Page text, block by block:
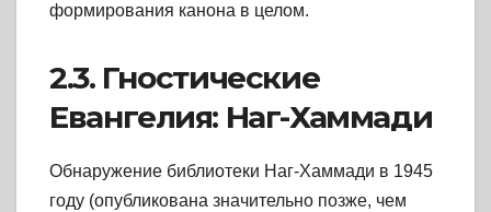
формирования канона в целом.
2.3. Гностические
Евангелия: Наг-Хаммади
Обнаружение библиотеки Наг-Хаммади в 1945
году (опубликована значительно позже, чем